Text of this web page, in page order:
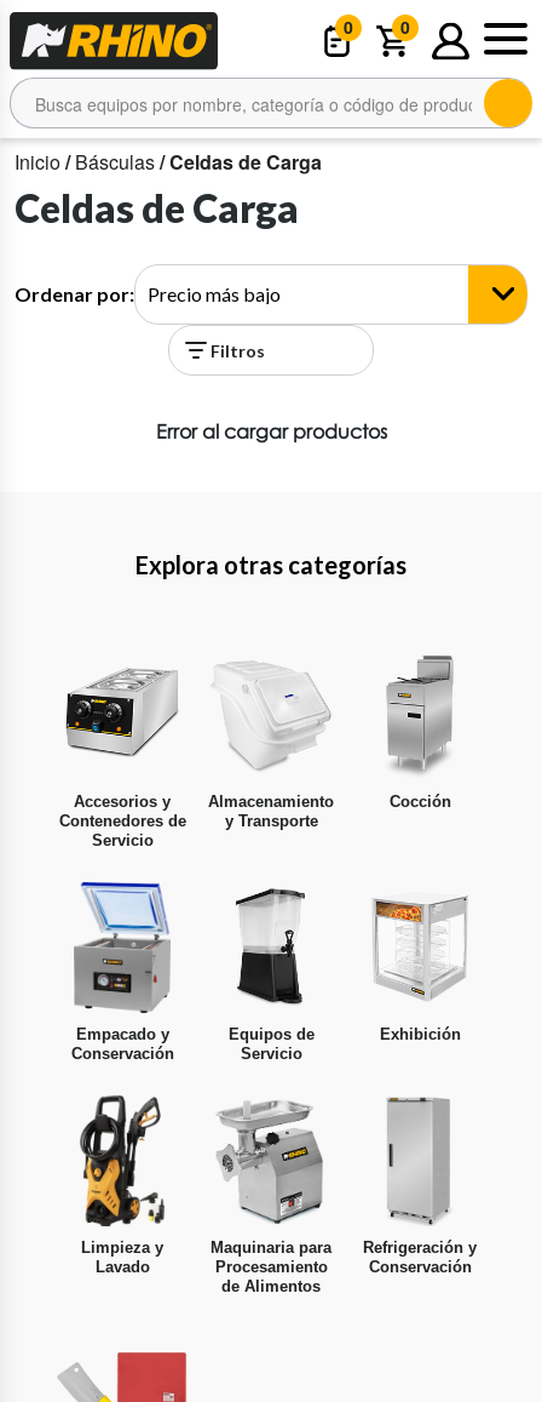
0 0
Inicio/Básculas/ Celdas de Carga
Celdas de Carga
Ordenar por:
Filtros
Error al cargar productos
Explora otras categorías
Accesorios y
Contenedores de
Servicio
Almacenamiento
y Transporte
Cocción
Empacado y
Conservación
Equipos de
Servicio
Exhibición
Limpieza y
Lavado
Maquinaria para
Procesamiento
de Alimentos
Refrigeración y
Conservación